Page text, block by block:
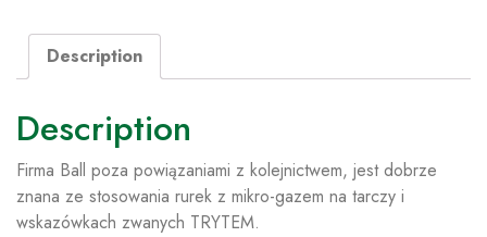
Description
Description
Firma Ball poza powiązaniami z kolejnictwem, jest dobrze
znana ze stosowania rurek z mikro-gazem na tarczy i
wskazówkach zwanych TRYTEM.